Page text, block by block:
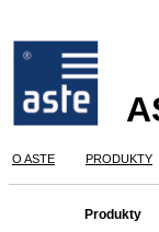
O ASTE PRODUKTY
Produkty